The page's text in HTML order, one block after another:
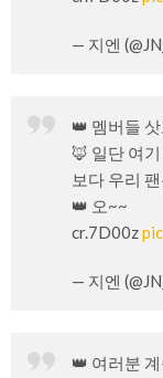
— 지엔
👑 멤버들
🦊 일단 여
보다 우리
👑 오~~
cr.7D00z
— 지엔
👑 여러분